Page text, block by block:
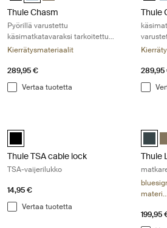
Thule Chasm
Pyörillä varustettu
käsimatkatavaraksi tarkoitettu
duffelimatkalaukku, lampiharmaa
Kierrätysmateriaalit
289,95 €
Vertaa tuotetta
Thule
khaki
289,95
Thule TSA cable lock Musta (selected)
Thule TSA cable lock
TSA-vaijerilukko
14,95 €
Vertaa tuotetta
Thule
Thule
199,95